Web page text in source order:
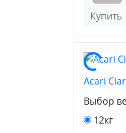
Купить
Acari
Выбор
12кг